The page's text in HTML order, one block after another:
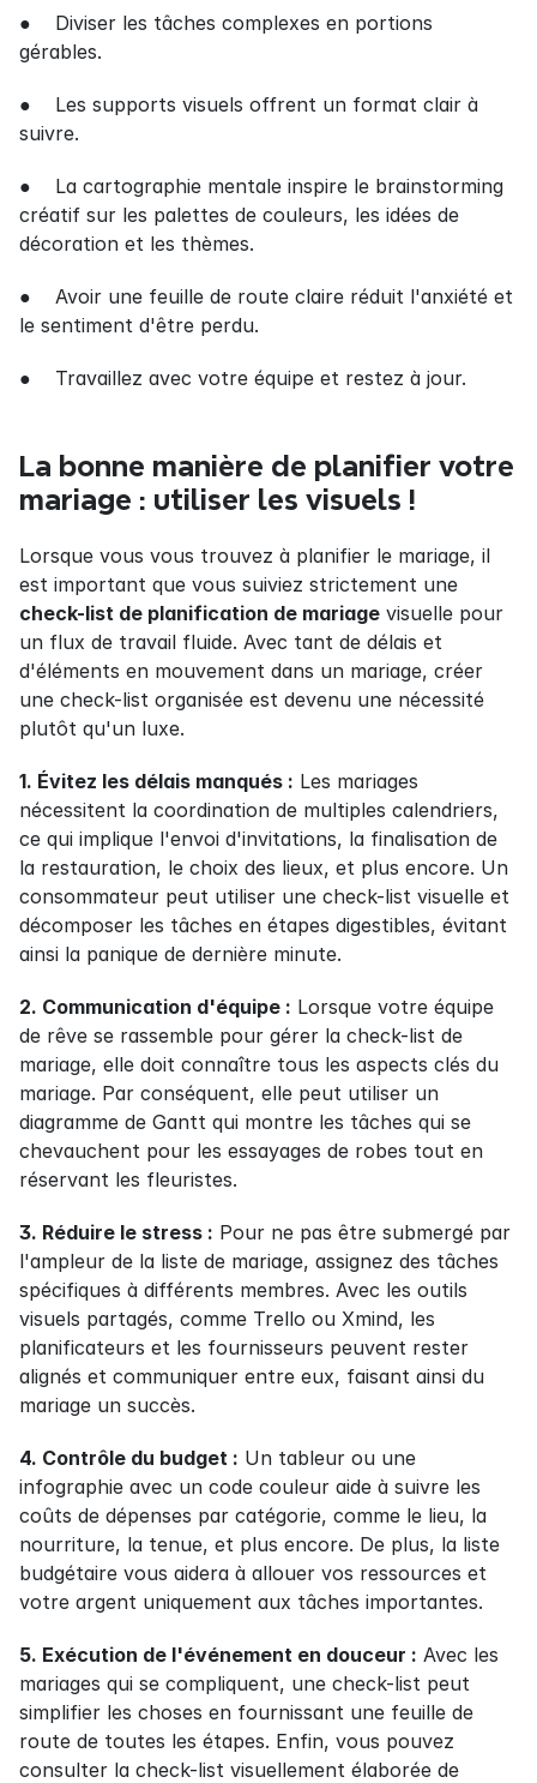
●    Diviser les tâches complexes en portions
gérables.
●    Les supports visuels offrent un format clair à
suivre.
●    La cartographie mentale inspire le brainstorming
créatif sur les palettes de couleurs, les idées de
décoration et les thèmes.
●    Avoir une feuille de route claire réduit l'anxiété et
le sentiment d'être perdu.
●    Travaillez avec votre équipe et restez à jour.
La bonne manière de planifier votre
mariage : utiliser les visuels !
Lorsque vous vous trouvez à planifier le mariage, il
check-list de planification de mariage visuelle pour
un flux de travail fluide. Avec tant de délais et
d'éléments en mouvement dans un mariage, créer
une check-list organisée est devenu une nécessité
plutôt qu'un luxe.
1. Évitez les délais manqués : Les mariages
nécessitent la coordination de multiples calendriers,
ce qui implique l'envoi d'invitations, la finalisation de
la restauration, le choix des lieux, et plus encore. Un
consommateur peut utiliser une check-list visuelle et
décomposer les tâches en étapes digestibles, évitant
ainsi la panique de dernière minute.
2. Communication d'équipe : Lorsque votre équipe
de rêve se rassemble pour gérer la check-list de
mariage, elle doit connaître tous les aspects clés du
mariage. Par conséquent, elle peut utiliser un
diagramme de Gantt qui montre les tâches qui se
chevauchent pour les essayages de robes tout en
réservant les fleuristes.
3. Réduire le stress : Pour ne pas être submergé par
l'ampleur de la liste de mariage, assignez des tâches
spécifiques à différents membres. Avec les outils
visuels partagés, comme Trello ou Xmind, les
planificateurs et les fournisseurs peuvent rester
alignés et communiquer entre eux, faisant ainsi du
mariage un succès.
4. Contrôle du budget : Un tableur ou une
infographie avec un code couleur aide à suivre les
coûts de dépenses par catégorie, comme le lieu, la
nourriture, la tenue, et plus encore. De plus, la liste
budgétaire vous aidera à allouer vos ressources et
votre argent uniquement aux tâches importantes.
5. Exécution de l'événement en douceur : Avec les
mariages qui se compliquent, une check-list peut
simplifier les choses en fournissant une feuille de
route de toutes les étapes. Enfin, vous pouvez
consulter la check-list visuellement élaborée de